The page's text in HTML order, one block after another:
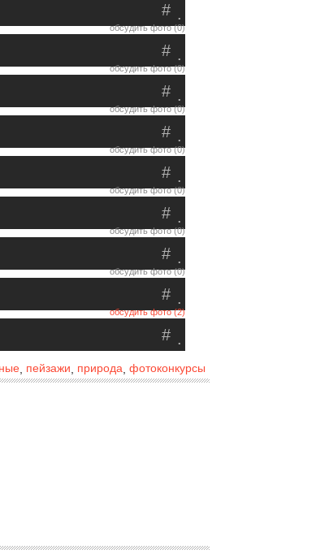
.
#
обсудить фото (0)
.
#
обсудить фото (0)
.
#
обсудить фото (0)
.
#
обсудить фото (0)
.
#
обсудить фото (0)
.
#
обсудить фото (0)
.
#
обсудить фото (0)
.
#
обсудить фото (2)
.
#
пейзажи природа фотоконкурсы